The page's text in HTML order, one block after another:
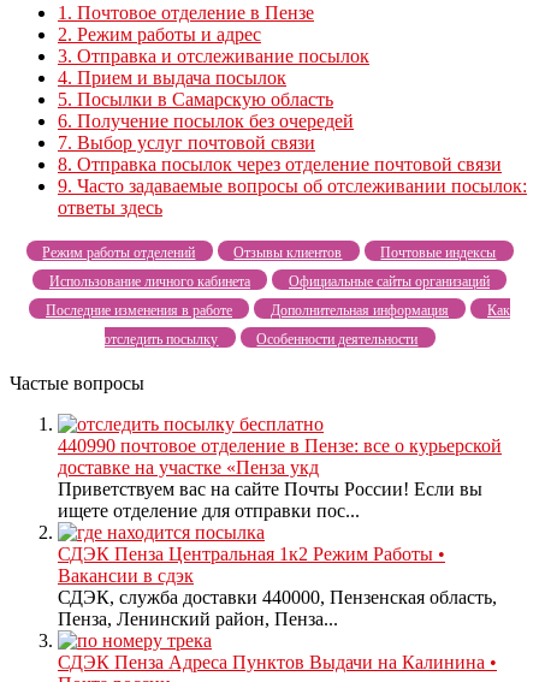
1. Почтовое отделение в Пензе
2. Режим работы и адрес
3. Отправка и отслеживание посылок
4. Прием и выдача посылок
5. Посылки в Самарскую область
6. Получение посылок без очередей
7. Выбор услуг почтовой связи
8. Отправка посылок через отделение почтовой связи
9. Часто задаваемые вопросы об отслеживании посылок:
ответы здесь
Режим работы отделений Отзывы клиентов
Почтовые индексы
Использование личного кабинета
Официальные сайты организаций
Последние изменения в работе
Дополнительная информация
Как
отследить посылку
Особенности деятельности
Частые вопросы
440990 почтовое отделение в Пензе: все о курьерской
доставке на участке «Пенза укд
Приветствуем вас на сайте Почты России! Если вы
ищете отделение для отправки пос...
СДЭК Пенза Центральная 1к2 Режим Работы •
Вакансии в сдэк
СДЭК, служба доставки 440000, Пензенская область,
Пенза, Ленинский район, Пенза...
СДЭК Пенза Адреса Пунктов Выдачи на Калинина •